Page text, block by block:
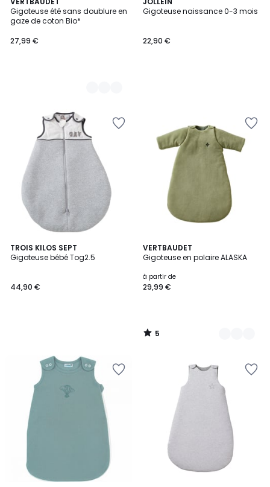
Gigoteuse été sans doublure en
gaze de coton Bio*
27,99 €
2
Couleurs
Gigoteuse naissance 0-3 mois
22,90 €
TROIS KILOS SEPT
Gigoteuse bébé Tog2.5
44,90 €
VERTBAUDET
Gigoteuse en polaire ALASKA
à partir de
29,99 €
5
/
2
Couleurs
5
/